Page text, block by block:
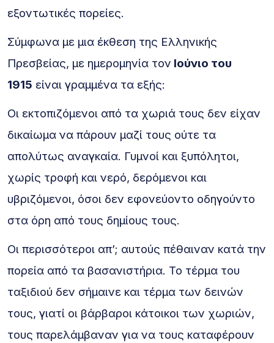
εξοντωτικές πορείες.
Σύμφωνα με μια έκθεση της Ελληνικής
Πρεσβείας, με ημερομηνία τον Ιούνιο του
1915 είναι γραμμένα τα εξής:
Οι εκτοπιζόμενοι από τα χωριά τους δεν είχαν
δικαίωμα να πάρουν μαζί τους ούτε τα
απολύτως αναγκαία. Γυμνοί και ξυπόλητοι,
χωρίς τροφή και νερό, δερόμενοι και
υβριζόμενοι, όσοι δεν εφονεύοντο οδηγούντο
στα όρη από τους δημίους τους.
Οι περισσότεροι απ’; αυτούς πέθαιναν κατά την
πορεία από τα βασανιστήρια. Το τέρμα του
ταξιδιού δεν σήμαινε και τέρμα των δεινών
τους, γιατί οι βάρβαροι κάτοικοι των χωριών,
τους παρελάμβαναν για να τους καταφέρουν